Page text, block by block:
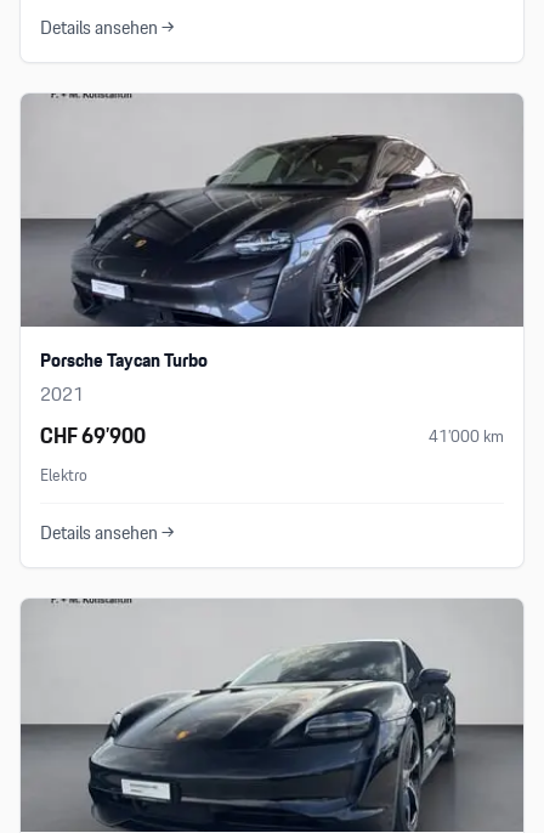
Details ansehen →
Porsche Taycan Turbo
2021
CHF 69’900 41’000km
Elektro
Details ansehen →